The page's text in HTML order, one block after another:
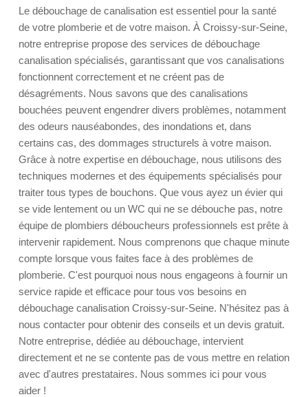
Le débouchage de canalisation est essentiel pour la santé
de votre plomberie et de votre maison. À Croissy-sur-Seine,
notre entreprise propose des services de débouchage
canalisation spécialisés, garantissant que vos canalisations
fonctionnent correctement et ne créent pas de
désagréments. Nous savons que des canalisations
bouchées peuvent engendrer divers problèmes, notamment
des odeurs nauséabondes, des inondations et, dans
certains cas, des dommages structurels à votre maison.
Grâce à notre expertise en débouchage, nous utilisons des
techniques modernes et des équipements spécialisés pour
traiter tous types de bouchons. Que vous ayez un évier qui
se vide lentement ou un WC qui ne se débouche pas, notre
équipe de plombiers déboucheurs professionnels est prête à
intervenir rapidement. Nous comprenons que chaque minute
compte lorsque vous faites face à des problèmes de
plomberie. C'est pourquoi nous nous engageons à fournir un
service rapide et efficace pour tous vos besoins en
débouchage canalisation Croissy-sur-Seine. N'hésitez pas à
nous contacter pour obtenir des conseils et un devis gratuit.
Notre entreprise, dédiée au débouchage, intervient
directement et ne se contente pas de vous mettre en relation
avec d'autres prestataires. Nous sommes ici pour vous
aider !